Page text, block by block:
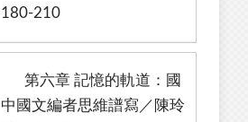
180-210
第六章 記憶的軌道：國
中國文編者思維譜寫／陳玲